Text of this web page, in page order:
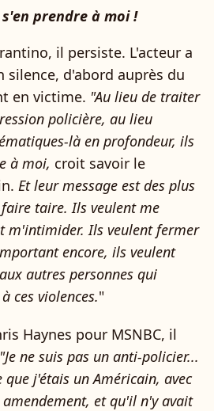
prendre à moi !
il persiste. L'acteur a
d'abord auprès du
en victime. "Au lieu de traiter
policière, au lieu
là en profondeur, ils
à moi, croit savoir le
Et leur message est des plus
taire. Ils veulent me
m'intimider. Ils veulent fermer
encore, ils veulent
autres personnes qui
ces violences."
Haynes pour MSNBC, il
"Je ne suis pas un anti-policier...
que j'étais un Américain, avec
et qu'il n'y avait